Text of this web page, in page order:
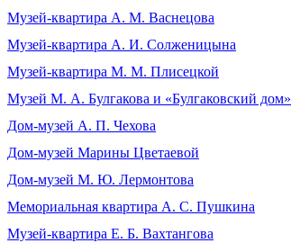
Музей‑квартира А. М. Васнецова
Музей‑квартира А. И. Солженицына
Музей‑квартира М. М. Плисецкой
Музей М. А. Булгакова и «Булгаковский дом»
Дом‑музей А. П. Чехова
Дом‑музей Марины Цветаевой
Дом‑музей М. Ю. Лермонтова
Мемориальная квартира А. С. Пушкина
Музей‑квартира Е. Б. Вахтангова